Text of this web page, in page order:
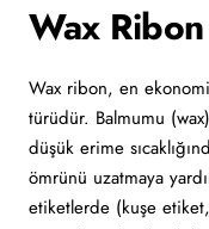
Wax
Wax ribon, en
türüdür. Balmumu
düşük erime
ömrünü uzatmaya
etiketlerde (kuşe